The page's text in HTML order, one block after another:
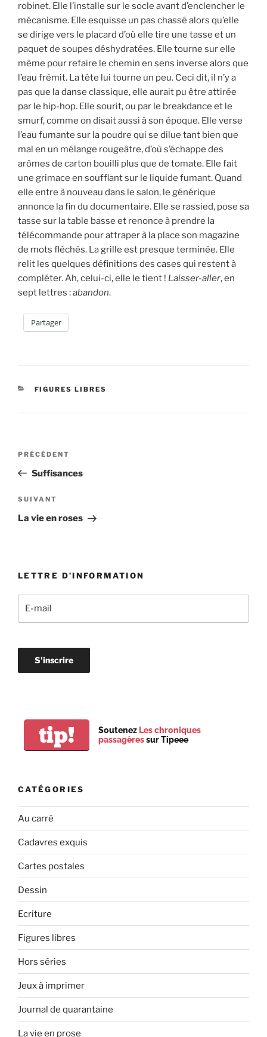
robinet. Elle l’installe sur le socle avant d’enclencher le
mécanisme. Elle esquisse un pas chassé alors qu’elle
se dirige vers le placard d’où elle tire une tasse et un
paquet de soupes déshydratées. Elle tourne sur elle
même pour refaire le chemin en sens inverse alors que
l’eau frémit. La tête lui tourne un peu. Ceci dit, il n’y a
pas que la danse classique, elle aurait pu être attirée
par le hip-hop. Elle sourit, ou par le breakdance et le
smurf, comme on disait aussi à son époque. Elle verse
l’eau fumante sur la poudre qui se dilue tant bien que
mal en un mélange rougeâtre, d’où s’échappe des
arômes de carton bouilli plus que de tomate. Elle fait
une grimace en soufflant sur le liquide fumant. Quand
elle entre à nouveau dans le salon, le générique
annonce la fin du documentaire. Elle se rassied, pose sa
tasse sur la table basse et renonce à prendre la
télécommande pour attraper à la place son magazine
de mots fléchés. La grille est presque terminée. Elle
relit les quelques définitions des cases qui restent à
compléter. Ah, celui-ci, elle le tient ! Laisser-aller, en
sept lettres :abandon.
Partager
CATÉGORIES
FIGURES LIBRES
Navigation
l’article
Article
précédent
PRÉCÉDENT
Suffisances
Article
suivant
SUIVANT
La vie en roses
LETTRE D’INFORMATION
tip! Soutenez Les chroniques
passagèressur Tipeee
CATÉGORIES
Au carré
Cadavres exquis
Cartes postales
Dessin
Ecriture
Figures libres
Hors séries
Jeux à imprimer
Journal de quarantaine
La vie en prose